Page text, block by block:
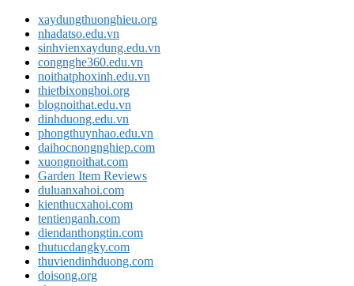
xaydungthuonghieu.org
nhadatso.edu.vn
sinhvienxaydung.edu.vn
congnghe360.edu.vn
noithatphoxinh.edu.vn
thietbixonghoi.org
blognoithat.edu.vn
dinhduong.edu.vn
phongthuynhao.edu.vn
daihocnongnghiep.com
xuongnoithat.com
Garden Item Reviews
duluanxahoi.com
kienthucxahoi.com
tentienganh.com
diendanthongtin.com
thutucdangky.com
thuviendinhduong.com
doisong.org